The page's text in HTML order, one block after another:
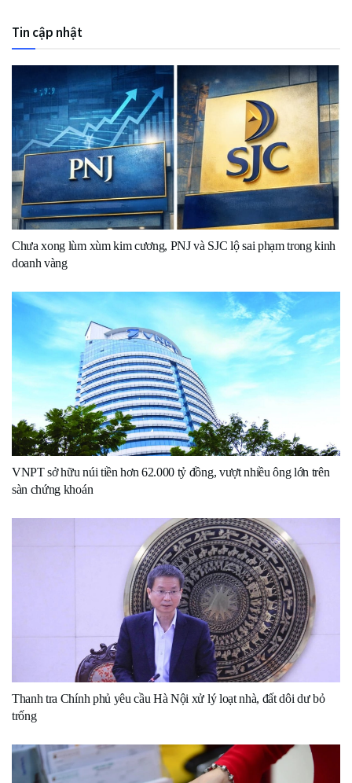
Tin cập nhật
Chưa xong lùm xùm kim cương, PNJ và SJC lộ sai phạm trong kinh
doanh vàng
VNPT sở hữu núi tiền hơn 62.000 tỷ đồng, vượt nhiều ông lớn trên
sàn chứng khoán
Thanh tra Chính phủ yêu cầu Hà Nội xử lý loạt nhà, đất dôi dư bỏ
trống